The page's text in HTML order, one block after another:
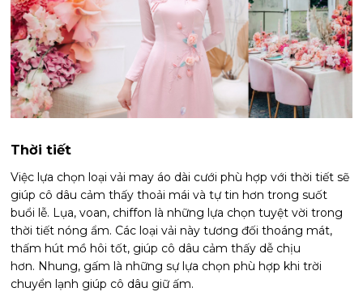
Thời tiết
Việc lựa chọn loại vải may áo dài cưới phù hợp với thời tiết sẽ
giúp cô dâu cảm thấy thoải mái và tự tin hơn trong suốt
buổi lễ. Lụa, voan, chiffon là những lựa chọn tuyệt vời trong
thời tiết nóng ẩm. Các loại vải này tương đối thoáng mát,
thấm hút mồ hôi tốt, giúp cô dâu cảm thấy dễ chịu
hơn. Nhung, gấm là những sự lựa chọn phù hợp khi trời
chuyển lạnh giúp cô dâu giữ ấm.